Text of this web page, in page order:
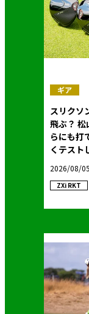
ギア
スリクソ
飛ぶ？ 松
らにも
くテスト
2026/08/05
ZXi RKT